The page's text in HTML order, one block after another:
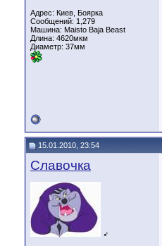
Адрес: Киев, Боярка
Сообщений: 1,279
Машина: Maisto Baja Beast
Длина: 4620мкм
Диаметр: 37мм
15.01.2010, 23:54
Славочка
♂